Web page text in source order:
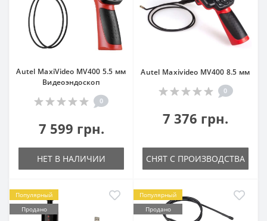
Autel MaxiVideo MV400 5.5 мм
Видеоэндоскоп
0
7 599 грн.
НЕТ В НАЛИЧИИ
Autel Maxivideo MV400 8.5 мм
0
7 376 грн.
СНЯТ С ПРОИЗВОДСТВА
Популярный
Продано
Популярный
Продано